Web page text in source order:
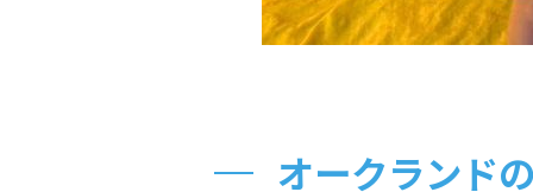
オークランド